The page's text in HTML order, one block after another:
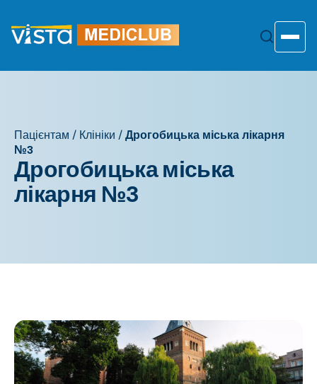
змісту
Пацієнтам / Клініки /Дрогобицька міська лікарня
№3
Дрогобицька міська
лікарня №3